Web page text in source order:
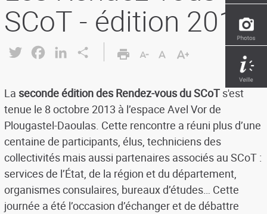
SCoT - édition 2013
Twitter FacebookLinkedIn
La seconde édition des Rendez-vous du SCoTs'est
tenue le 8 octobre 2013 à l’espace Avel Vor de
Plougastel-Daoulas. Cette rencontre a réuni plus d’une
centaine de participants, élus, techniciens des
collectivités mais aussi partenaires associés au SCoT :
services de l’État, de la région et du département,
organismes consulaires, bureaux d’études… Cette
journée a été l’occasion d’échanger et de débattre